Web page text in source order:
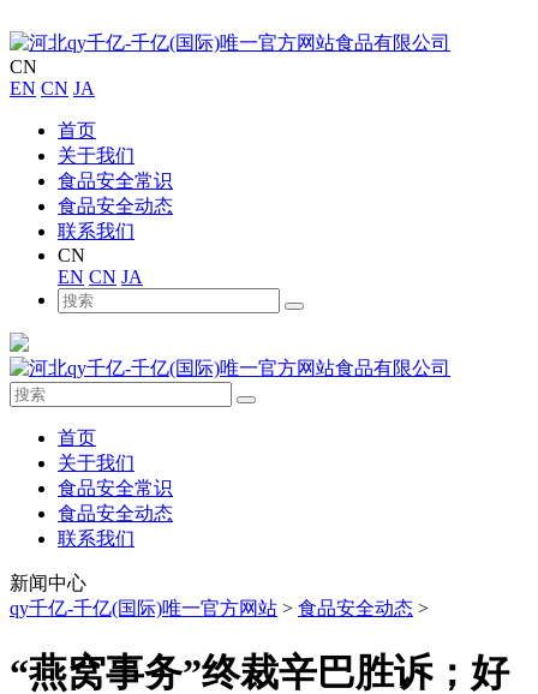
CN
EN CN JA
首页
关于我们
食品安全常识
食品安全动态
联系我们
CN
EN CN JA
首页
关于我们
食品安全常识
食品安全动态
联系我们
新闻中心
qy千亿-千亿(国际)唯一官方网站 > 食品安全动态 >
“燕窝事务”终裁辛巴胜诉；好